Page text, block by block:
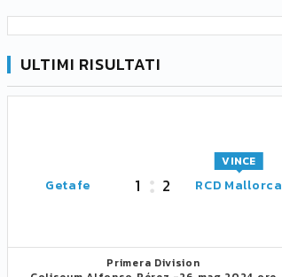
ULTIMI RISULTATI
Getafe 1 2 RCD Mallorca
VINCE
Primera Division